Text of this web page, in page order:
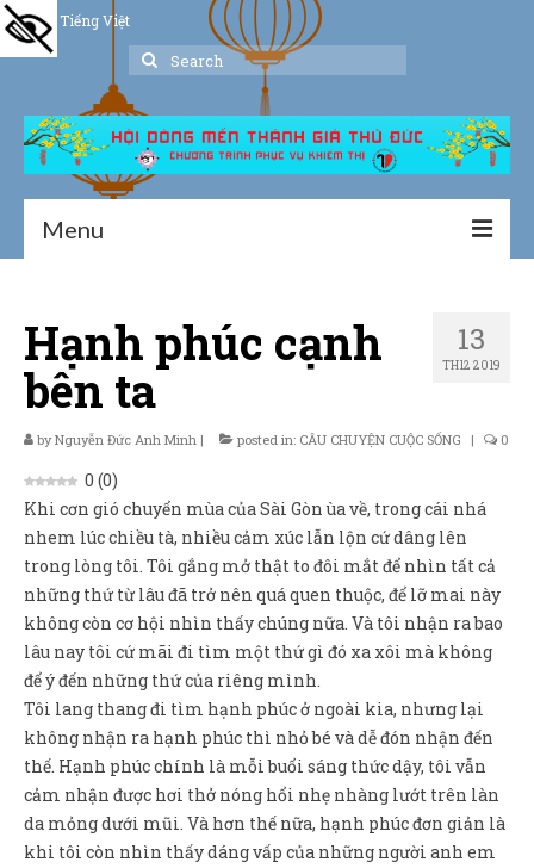
Tiếng Việt
Search
Menu
Giới thiệu
Hoạt động
Thư viện
Dịch vụ hỗ trợ
Sản Phẩm
Giúp đỡ
Liên hệ
13
TH12 2019
Hạnh phúc cạnh
bên ta
byNguyễn Đức Anh Minh | posted in: CÂU CHUYỆN CUỘC SỐNG | 0
0 (0)
Khi cơn gió chuyển mùa của Sài Gòn ùa về, trong cái nhá
nhem lúc chiều tà, nhiều cảm xúc lẫn lộn cứ dâng lên
trong lòng tôi. Tôi gắng mở thật to đôi mắt để nhìn tất cả
những thứ từ lâu đã trở nên quá quen thuộc, để lỡ mai này
không còn cơ hội nhìn thấy chúng nữa. Và tôi nhận ra bao
lâu nay tôi cứ mãi đi tìm một thứ gì đó xa xôi mà không
để ý đến những thứ của riêng mình.
Tôi lang thang đi tìm hạnh phúc ở ngoài kia, nhưng lại
không nhận ra hạnh phúc thì nhỏ bé và dễ đón nhận đến
thế. Hạnh phúc chính là mỗi buổi sáng thức dậy, tôi vẫn
cảm nhận được hơi thở nóng hổi nhẹ nhàng lướt trên làn
da mỏng dưới mũi. Và hơn thế nữa, hạnh phúc đơn giản là
khi tôi còn nhìn thấy dáng vấp của những người anh em